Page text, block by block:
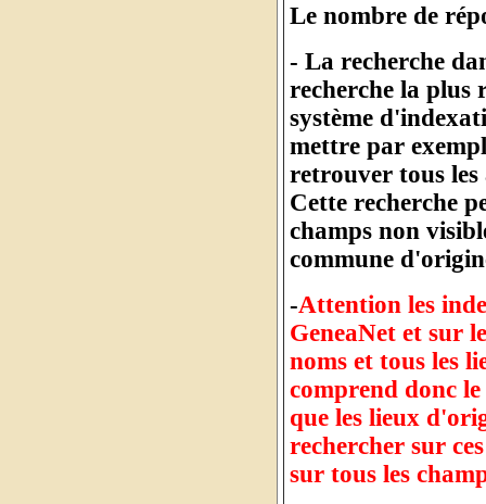
Le nombre de
- La recherche
recherche la plus
système
mettre par
retrouver tous
Cette recherche
champs non
commune
-Attention les
GeneaNet et sur
noms et tous les
comprend donc
que les lieux
rechercher sur
sur tous les